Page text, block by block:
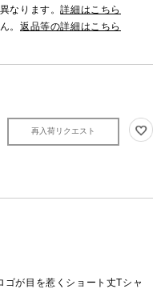
なります。詳細はこちら
。 返品等の詳細はこちら
再入荷リクエスト
ゴが目を惹くショート丈Tシャ